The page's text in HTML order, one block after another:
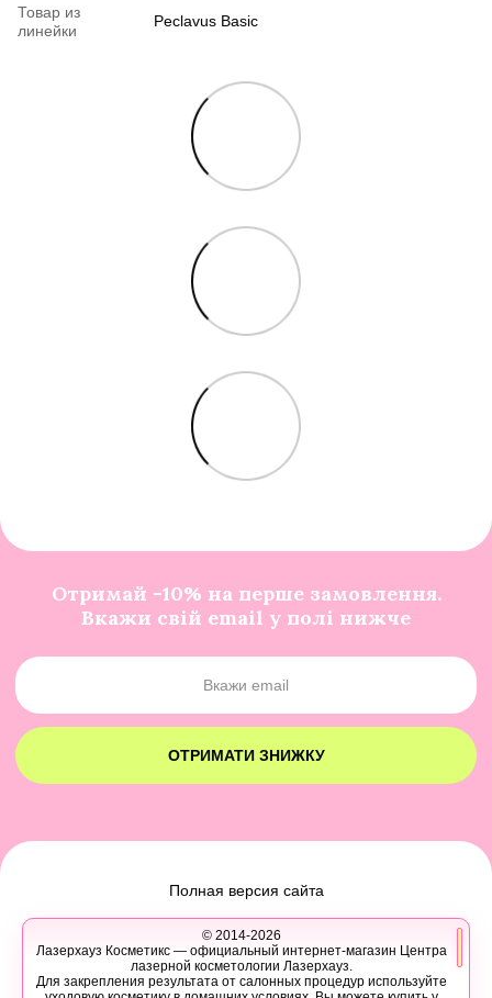
Товар из
линейки
Peclavus Basic
Отримай -10% на перше замовлення.
Вкажи свій email у полі нижче
ОТРИМАТИ ЗНИЖКУ
Полная версия сайта
© 2014-2026
Лазерхауз Косметикс — официальный интернет-магазин Центра
лазерной косметологии Лазерхауз.
Для закрепления результата от салонных процедур используйте